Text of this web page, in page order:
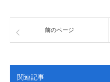
前のページ
関連記事